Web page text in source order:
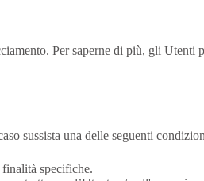
Per saperne di più, gli Utenti
sussista una delle seguenti
finalità specifiche.